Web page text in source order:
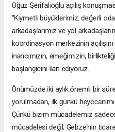
Oğuz Şerifalioğlu açılış
“Kıymetli büyüklerimiz, değerli
arkadaşlarımız ve yol
koordinasyon merkezinin
inancımızın, emeğimizin,
başlangıcını ilan ediyoruz.
Önümüzde iki aylık önemli bir
yorulmadan, ilk günkü
Çünkü bizim mücadelemiz
mücadelesi değil; Gebze'nin